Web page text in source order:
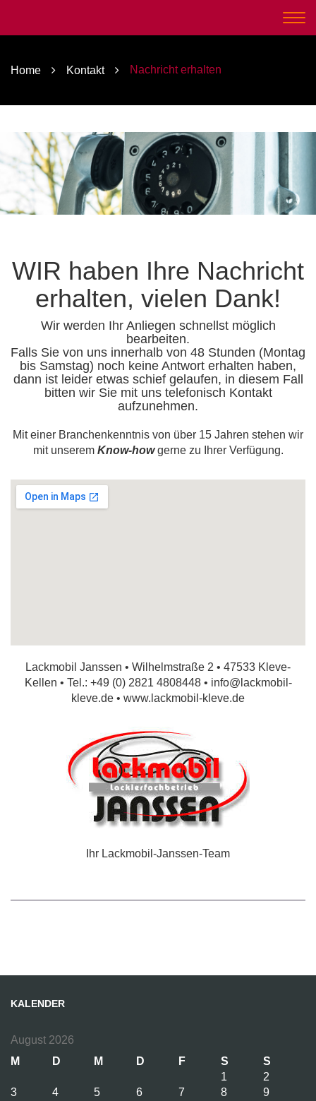
Home Kontakt Nachricht erhalten
Nachricht erhalten
WIR haben Ihre Nachricht
erhalten, vielen Dank!
Wir werden Ihr Anliegen schnellst möglich
bearbeiten.
Falls Sie von uns innerhalb von 48 Stunden (Montag
bis Samstag) noch keine Antwort erhalten haben,
dann ist leider etwas schief gelaufen, in diesem Fall
bitten wir Sie mit uns telefonisch Kontakt
aufzunehmen.
Mit einer Branchenkenntnis von über 15 Jahren stehen wir
mit unserem Know-how gerne zu Ihrer Verfügung.
Lackmobil Janssen • Wilhelmstraße 2 • 47533 Kleve-
Kellen • Tel.: +49 (0) 2821 4808448 • info@lackmobil-
kleve.de • www.lackmobil-kleve.de
Ihr Lackmobil-Janssen-Team
KALENDER
August 2026
M
D M D F S
S
1
2
3
4 5 6 7 8
9